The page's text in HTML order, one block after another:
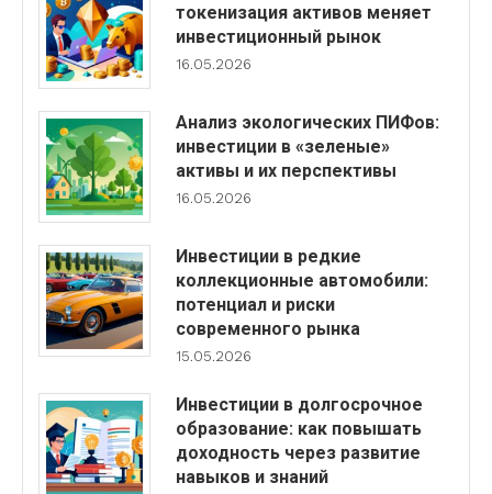
токенизация активов меняет
инвестиционный рынок
16.05.2026
Анализ экологических ПИФов:
инвестиции в «зеленые»
активы и их перспективы
16.05.2026
Инвестиции в редкие
коллекционные автомобили:
потенциал и риски
современного рынка
15.05.2026
Инвестиции в долгосрочное
образование: как повышать
доходность через развитие
навыков и знаний